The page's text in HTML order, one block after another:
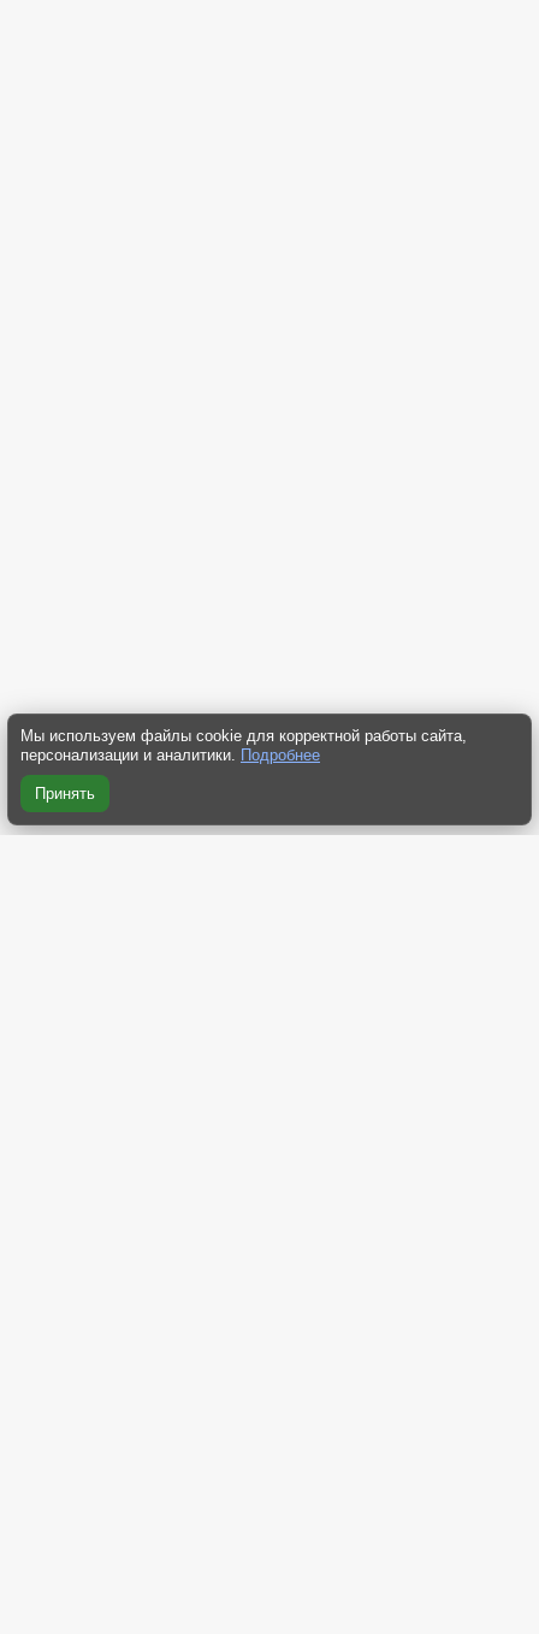
Мы используем файлы cookie для корректной работы сайта,
персонализации и аналитики. Подробнее
Принять